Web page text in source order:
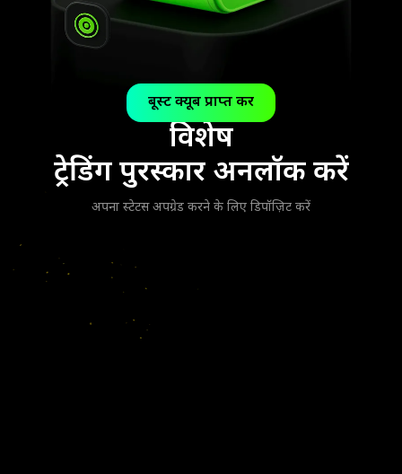
बूस्ट क्यूब प्राप्त करें
विशेष
ट्रेडिंग पुरस्कार अनलॉक करें
अपना स्टेटस अपग्रेड करने के लिए डिपॉज़िट करें